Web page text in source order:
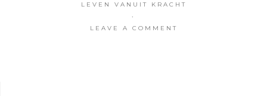
LEVEN VANUIT KRACHT
·
LEAVE A COMMENT